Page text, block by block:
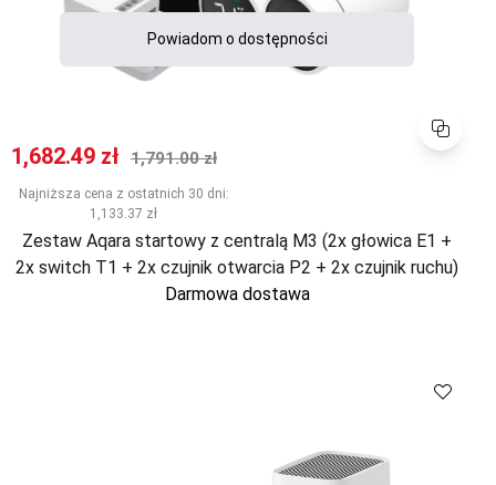
Porównaj
Powiadom o dostępności
Cena promocyjna
1,682.49 zł Normalna cena
1,791.00 zł
Najniższa cena z ostatnich 30 dni:
1,133.37 zł
Zestaw Aqara startowy z centralą M3 (2x głowica E1 +
2x switch T1 + 2x czujnik otwarcia P2 + 2x czujnik ruchu)
Darmowa dostawa